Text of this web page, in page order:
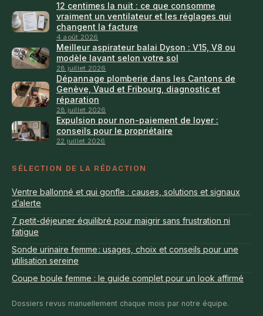
12 centimes la nuit : ce que consomme
vraiment un ventilateur et les réglages qui
changent la facture
4 août 2026
Meilleur aspirateur balai Dyson : V15, V8 ou
modèle lavant selon votre sol
28 juillet 2026
Dépannage plomberie dans les Cantons de
Genève, Vaud et Fribourg, diagnostic et
réparation
28 juillet 2026
Expulsion pour non-paiement de loyer :
conseils pour le propriétaire
22 juillet 2026
SÉLECTION DE LA RÉDACTION
Ventre ballonné et qui gonfle : causes, solutions et signaux
d’alerte
7 petit-déjeuner équilibré pour maigrir sans frustration ni
fatigue
Sonde urinaire femme : usages, choix et conseils pour une
utilisation sereine
Coupe boule femme : le guide complet pour un look affirmé
Dossiers revus manuellement chaque mois par notre équipe.